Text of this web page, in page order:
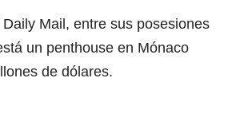
Mail, entre sus posesiones
un penthouse en Mónaco
de dólares.